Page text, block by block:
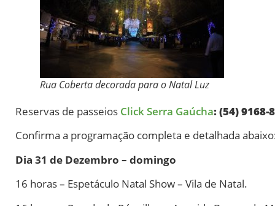
Rua Coberta decorada para o Natal Luz
Reservas de passeios Click Serra Gaúcha: (54) 9168-
Confirma a programação completa e detalhada
Dia 31 de Dezembro – domingo
16 horas – Espetáculo Natal Show – Vila de Natal.